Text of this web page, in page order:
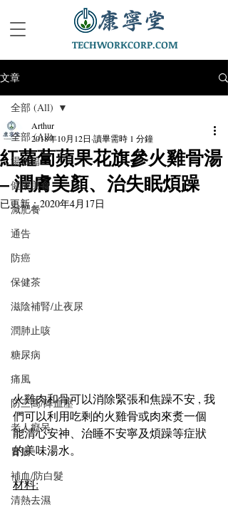
TECHWORKCORP.COM
文章
全部 (All)
湯水篇
健康美食
減肥餐
通告
防癌
保健茶
滋陰補腎/止夜尿
潤肺止咳
糖尿病
痛風
防三高/降血壓
老人癡呆
胃病
補血/防白髮
清熱去濕
全部 (All)
紅蘿蔔蘋果花旗參火雞骨湯
– 潤膚美顏、治失眠煩躁
Arthur
2018年10月12日 讀畢需時 1 分鐘
已更新：2020年4月17日
火雞肉和骨可以消除緊張和焦躁不安 , 我
們可以利用吃剩的火雞骨或肉來煑一個
能清心安神、治睡不安寧及煩躁等症狀
的美味湯水。
材料: